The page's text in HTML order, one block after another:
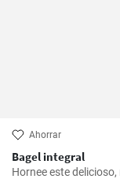
Ahorrar
Bagel integral
Hornee este